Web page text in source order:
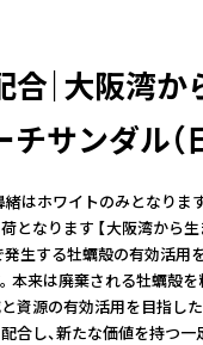
合｜大阪湾
チサンダル（
緒はホワイトのみとなり
となります 【大阪湾から
生する牡蠣殻の有効活用
本来は廃棄される牡蠣殻
資源の有効活用を目指し
合し、新たな価値を持つ